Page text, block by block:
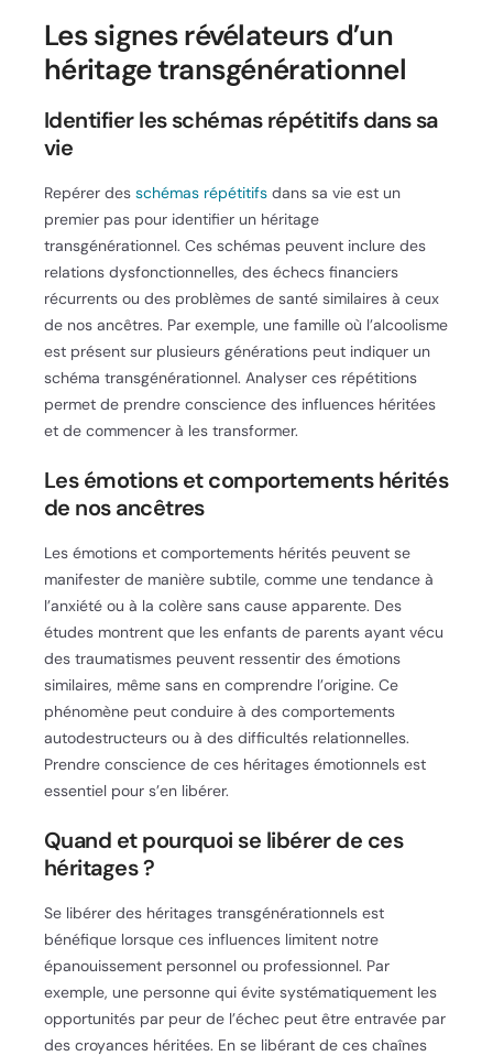
Les signes révélateurs d’un
héritage transgénérationnel
Identifier les schémas répétitifs dans sa
vie
Repérer des schémas répétitifs dans sa vie est un
premier pas pour identifier un héritage
transgénérationnel. Ces schémas peuvent inclure des
relations dysfonctionnelles, des échecs financiers
récurrents ou des problèmes de santé similaires à ceux
de nos ancêtres. Par exemple, une famille où l’alcoolisme
est présent sur plusieurs générations peut indiquer un
schéma transgénérationnel. Analyser ces répétitions
permet de prendre conscience des influences héritées
et de commencer à les transformer.
Les émotions et comportements hérités
de nos ancêtres
Les émotions et comportements hérités peuvent se
manifester de manière subtile, comme une tendance à
l’anxiété ou à la colère sans cause apparente. Des
études montrent que les enfants de parents ayant vécu
des traumatismes peuvent ressentir des émotions
similaires, même sans en comprendre l’origine. Ce
phénomène peut conduire à des comportements
autodestructeurs ou à des difficultés relationnelles.
Prendre conscience de ces héritages émotionnels est
essentiel pour s’en libérer.
Quand et pourquoi se libérer de ces
héritages ?
Se libérer des héritages transgénérationnels est
bénéfique lorsque ces influences limitent notre
épanouissement personnel ou professionnel. Par
exemple, une personne qui évite systématiquement les
opportunités par peur de l’échec peut être entravée par
des croyances héritées. En se libérant de ces chaînes